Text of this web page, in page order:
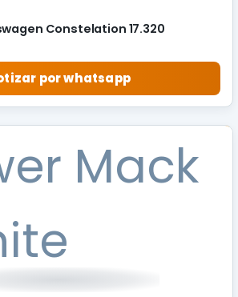
Constelation 17.320
por whatsapp